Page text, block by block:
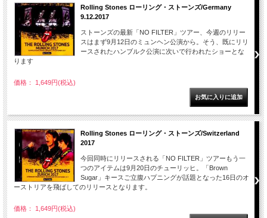
Rolling Stones ローリング・ストーンズ/Germany
9.12.2017
ストーンズの最新「NO FILTER」ツアー、今週のリリー
スはまず9月12日のミュンヘン公演から。そう、既にリリ
ースされたハンブルク公演に次いで行われたショーとな
ります
価格： 1,649円(税込)
Rolling Stones ローリング・ストーンズ/Switzerland
2017
今回同時にリリースされる「NO FILTER」ツアーもう一
つのアイテムは9月20日のチューリッヒ。「Brown
Sugar」キースご立腹ハプニングが話題となった16日のオ
ーストリアを飛ばしてのリリースとなります。
価格： 1,649円(税込)